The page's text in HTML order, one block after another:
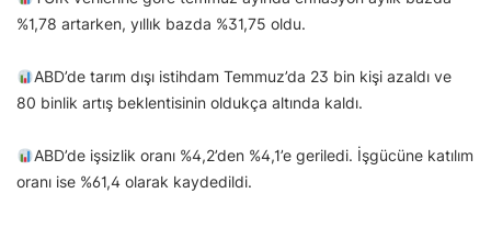
%1,78 artarken, yıllık bazda %31,75 oldu.
ABD’de tarım dışı istihdam Temmuz’da 23 bin kişi azaldı ve
80 binlik artış beklentisinin oldukça altında kaldı.
ABD’de işsizlik oranı %4,2’den %4,1’e geriledi. İşgücüne katılım
oranı ise %61,4 olarak kaydedildi.